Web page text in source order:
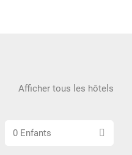
Afficher tous les hôtels
Choisissez
0 Enfants